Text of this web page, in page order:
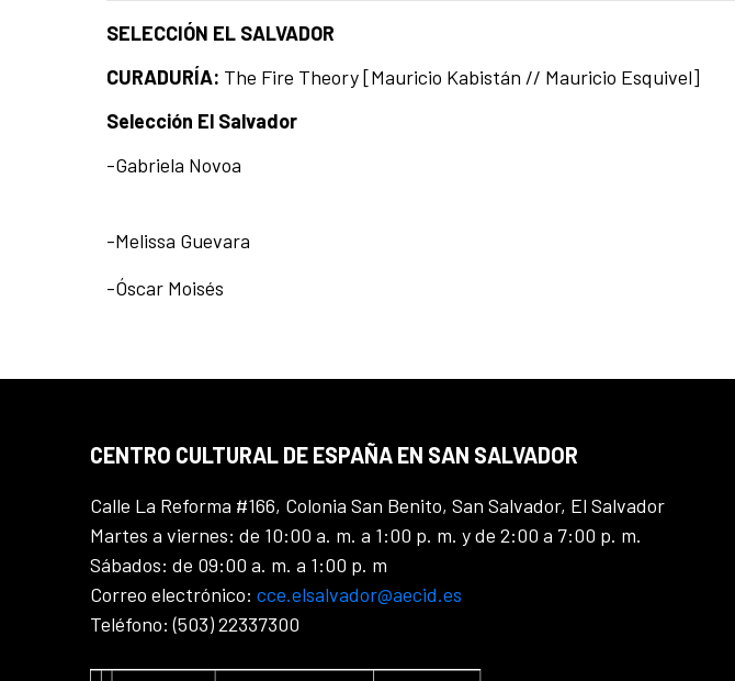
SELECCIÓN EL SALVADOR
CURADURÍA: The Fire Theory [Mauricio Kabistán // Mauricio Esquivel]
Selección El Salvador
-Gabriela Novoa
-Melissa Guevara
-Óscar Moisés
CENTRO CULTURAL DE ESPAÑA EN SAN SALVADOR
Calle La Reforma #166, Colonia San Benito, San Salvador, El Salvador
Martes a viernes: de 10:00 a. m. a 1:00 p. m. y de 2:00 a 7:00 p. m.
Sábados: de 09:00 a. m. a 1:00 p. m
Correo electrónico: cce.elsalvador@aecid.es
Teléfono: (503) 22337300